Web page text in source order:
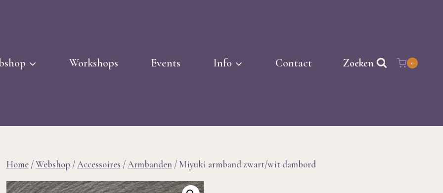
Workshops Events Info Contact Zoeken 0
Home /Webshop /Accessoires /Armbanden /Miyuki armband zwart/wit dambord